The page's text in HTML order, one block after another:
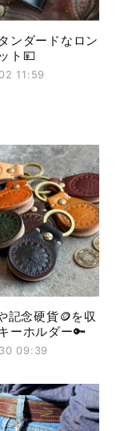
ンダードなロン
ト💴
11:59
記念硬貨🪙を収
ーホルダー🔑
09:39